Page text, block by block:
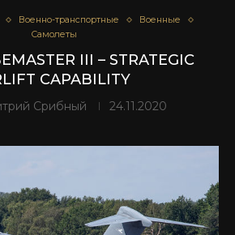
Военно-транспортные
Военные
Самолеты
III – STRATEGIC
CAPABILITY
Срибный 24.11.2020